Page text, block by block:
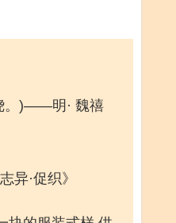
。)——明· 魏禧
·促织》